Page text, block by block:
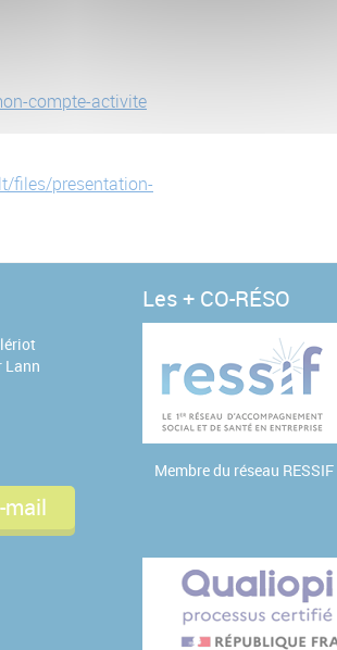
compte-activite
files/presentation-
Lann
mail
Les + CO-RÉSO
Membre du réseau RESSIF